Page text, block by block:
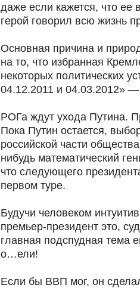
даже если кажется, что ее
герой говорил всю жизнь
Основная причина и
на то, что избранная
некоторых политических
04.12.2011 и 04.03.2012»
РОГа ждут ухода Путина.
Пока Путин остается,
российской части
нибудь математический
что следующего
первом туре.
Будучи человеком
премьер-президент это,
главная подспудная тема
о…ели!
Если бы ВВП мог, он